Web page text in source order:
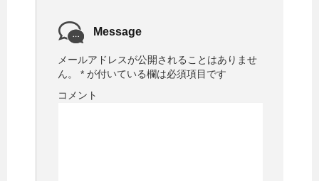
Message
メールアドレスが公開されることはありませ
ん。
* が付いている欄は必須項目です
コメント